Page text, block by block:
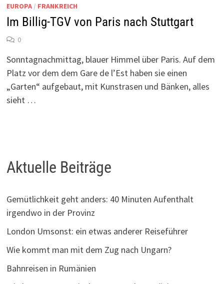
EUROPA/ FRANKREICH
Im Billig-TGV von Paris nach Stuttgart
0
Sonntagnachmittag, blauer Himmel über Paris. Auf dem
Platz vor dem dem Gare de l’Est haben sie einen
„Garten“ aufgebaut, mit Kunstrasen und Bänken, alles
sieht …
Aktuelle Beiträge
Gemütlichkeit geht anders: 40 Minuten Aufenthalt
irgendwo in der Provinz
London Umsonst: ein etwas anderer Reiseführer
Wie kommt man mit dem Zug nach Ungarn?
Bahnreisen in Rumänien